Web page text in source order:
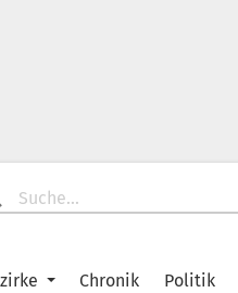
Chronik Politik